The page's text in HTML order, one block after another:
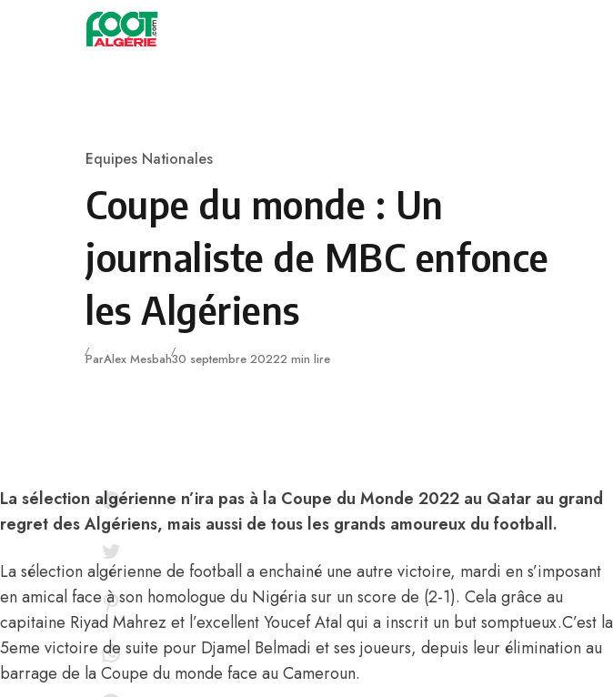
Skip to content
Category
Equipes Nationales
Coupe du monde : Un
journaliste de MBC enfonce
les Algériens
ParAlex MesbahPublié
30 septembre 20222 min lire
La sélection algérienne n’ira pas à la Coupe du Monde 2022 au Qatar au grand
regret des Algériens, mais aussi de tous les grands amoureux du football.
La sélection algérienne de football a enchainé une autre victoire, mardi en s’imposant
en amical face à son homologue du Nigéria sur un score de (2-1). Cela grâce au
capitaine Riyad Mahrez et l’excellent Youcef Atal qui a inscrit un but somptueux.C’est la
5eme victoire de suite pour Djamel Belmadi et ses joueurs, depuis leur élimination au
barrage de la Coupe du monde face au Cameroun.